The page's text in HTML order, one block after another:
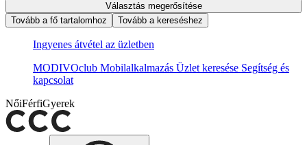
Választás megerősítése
Tovább a fő tartalomhoz
Tovább a kereséshez
Ingyenes átvétel az üzletben
MODIVOclub Mobilalkalmazás Üzlet keresése Segítség és
kapcsolat
NőiFérfiGyerek